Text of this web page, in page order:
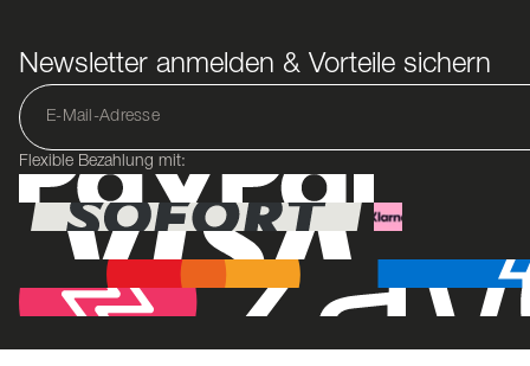
Newsletter anmelden & Vorteile sichern
Flexible Bezahlung mit: